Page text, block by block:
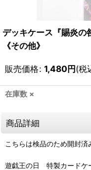
デッキケース『賜炎
《その他》
販売価格: 1,480円(税
在庫数 ×
商品詳細
こちらは検品のため開封済
遊戯王の日 特製カードケ